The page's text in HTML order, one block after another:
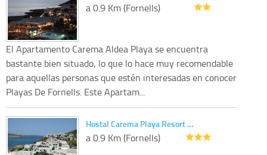
a 0.9 Km (Fornells)
El Apartamento Carema Aldea Playa se encuentra
bastante bien situado, lo que lo hace muy recomendable
para aquellas personas que estén interesadas en conocer
Playas De Fornells. Este Apartam...
Hostal Carema Playa Resort …
a 0.9 Km (Fornells)